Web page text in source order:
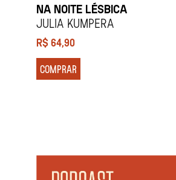
NA NOITE LÉSBICA
Julia Kumpera
R$64,90
COMPRAR